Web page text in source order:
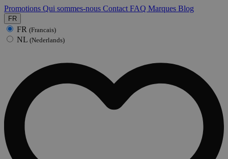
Promotions Qui sommes-nous Contact FAQ Marques Blog
FR
FR (Francais)
NL (Nederlands)